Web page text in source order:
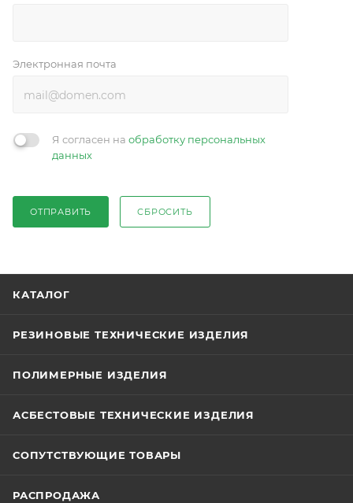
Электронная почта
Я согласен на обработку персональных
данных
ОТПРАВИТЬ СБРОСИТЬ
КАТАЛОГ
РЕЗИНОВЫЕ ТЕХНИЧЕСКИЕ ИЗДЕЛИЯ
ПОЛИМЕРНЫЕ ИЗДЕЛИЯ
АСБЕСТОВЫЕ ТЕХНИЧЕСКИЕ ИЗДЕЛИЯ
СОПУТСТВУЮЩИЕ ТОВАРЫ
РАСПРОДАЖА